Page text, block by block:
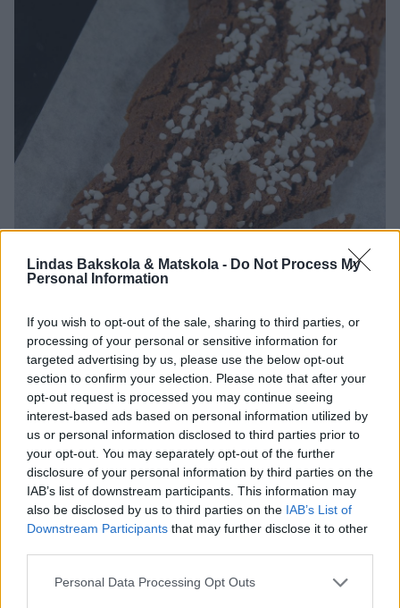
Lindas Bakskola & Matskola - Do Not Process My
Personal Information
If you wish to opt-out of the sale, sharing to third parties, or
processing of your personal or sensitive information for
targeted advertising by us, please use the below opt-out
section to confirm your selection. Please note that after your
opt-out request is processed you may continue seeing
interest-based ads based on personal information utilized by
us or personal information disclosed to third parties prior to
your opt-out. You may separately opt-out of the further
disclosure of your personal information by third parties on the
IAB’s list of downstream participants. This information may
also be disclosed by us to third parties on the IAB’s List of
Downstream Participants that may further disclose it to other
Personal Data Processing Opt Outs
6. Grädda längderna mitt i ugnen i 13–15 min. 7. Skär längderna i
sneda snittar, ca 2 cm breda, med en degskrapa eller kniv direkt när de
kommer ut ur ugnen. Låt kakorna kallna och stelna på plåten.